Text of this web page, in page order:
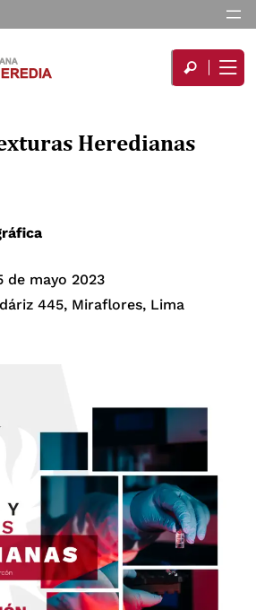
Heredianas
de mayo 2023
445, Miraflores, Lima